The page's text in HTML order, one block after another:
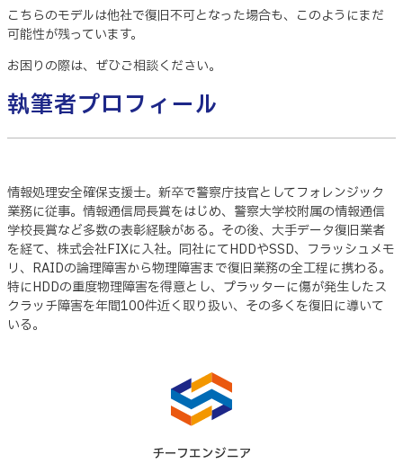
こちらのモデルは他社で復旧不可となった場合も、このようにまだ
可能性が残っています。
お困りの際は、ぜひご相談ください。
執筆者プロフィール
情報処理安全確保支援士。新卒で警察庁技官としてフォレンジック
業務に従事。情報通信局長賞をはじめ、警察大学校附属の情報通信
学校長賞など多数の表彰経験がある。その後、大手データ復旧業者
を経て、株式会社FIXに入社。同社にてHDDやSSD、フラッシュメモ
リ、RAIDの論理障害から物理障害まで復旧業務の全工程に携わる。
特にHDDの重度物理障害を得意とし、プラッターに傷が発生したス
クラッチ障害を年間100件近く取り扱い、その多くを復旧に導いて
いる。
チーフエンジニア